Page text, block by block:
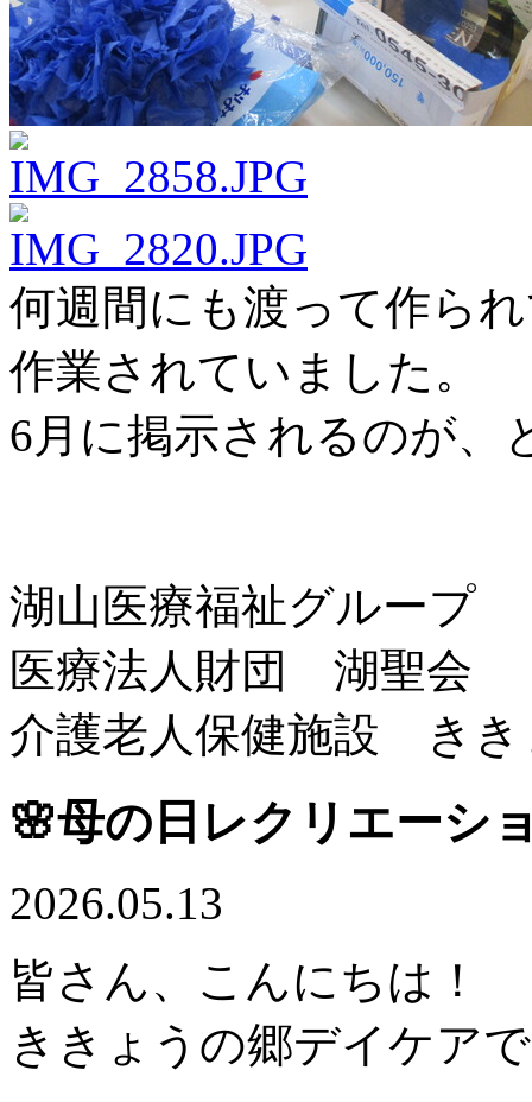
何週間にも渡って作ら
作業されていました。
6月に掲示されるのが、
湖山医療福祉グループ
医療法人財団 湖聖会
介護老人保健施設 き
🌸母の日レクリエーシ
2026.05.13
皆さん、こんにちは！
ききょうの郷デイケア